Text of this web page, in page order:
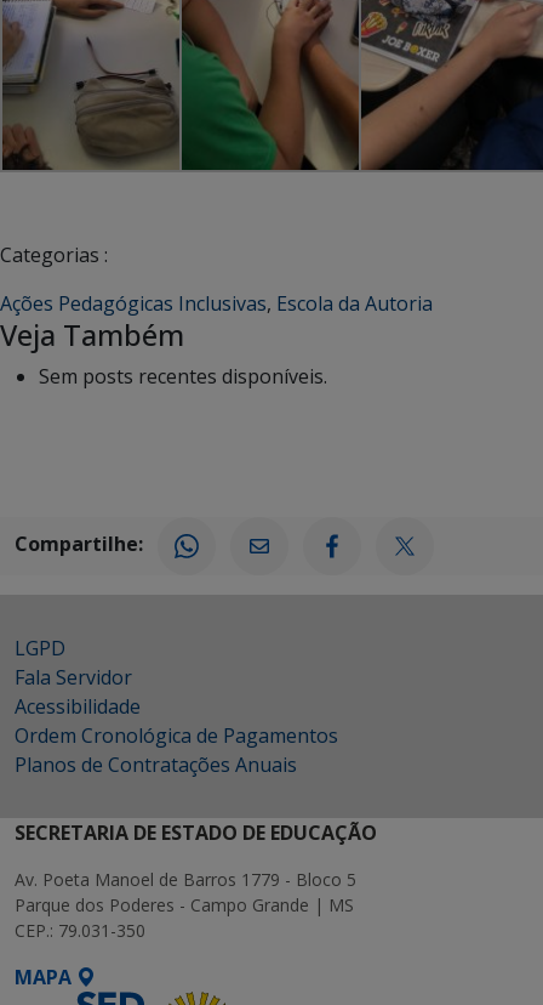
Categorias :
Ações Pedagógicas Inclusivas, Escola da Autoria
Veja Também
Sem posts recentes disponíveis.
Compartilhe:
LGPD
Fala Servidor
Acessibilidade
Ordem Cronológica de Pagamentos
Planos de Contratações Anuais
SECRETARIA DE ESTADO DE EDUCAÇÃO
Av. Poeta Manoel de Barros 1779 - Bloco 5
Parque dos Poderes - Campo Grande | MS
CEP.: 79.031-350
MAPA